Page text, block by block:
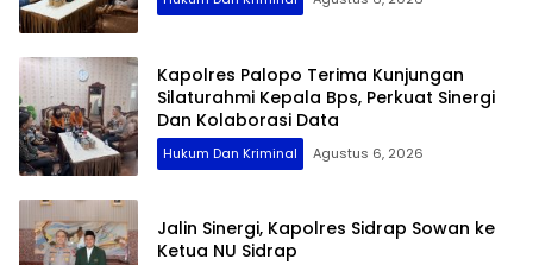
Kapolres Palopo Terima Kunjungan
Silaturahmi Kepala Bps, Perkuat Sinergi
Dan Kolaborasi Data
Hukum Dan Kriminal Agustus 6, 2026
Jalin Sinergi, Kapolres Sidrap Sowan ke
Ketua NU Sidrap